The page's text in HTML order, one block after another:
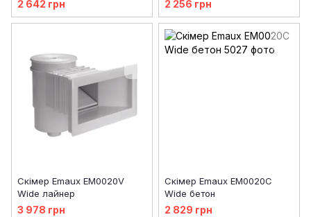
2 642 грн 2 256 грн
Скімер Emaux EM0020V
Wide лайнер
3 978 грн
Скімер Emaux EM0020C
Wide бетон
2 829 грн